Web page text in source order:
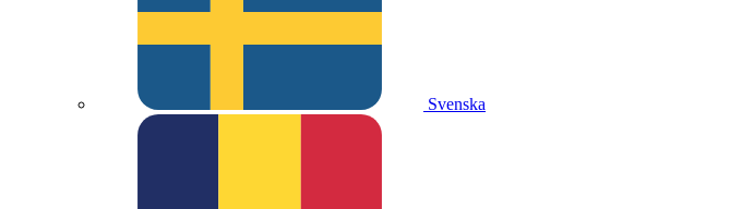
Svenska